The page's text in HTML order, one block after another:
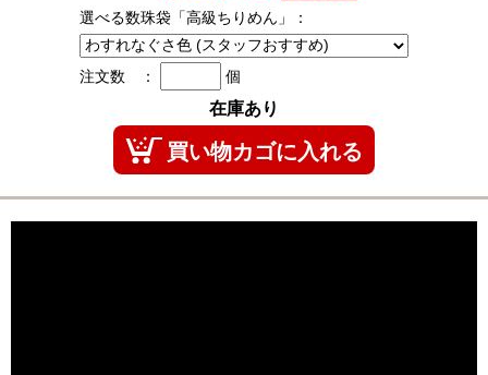
選べる数珠袋「高級ちりめん」：
注文数 ： 個
在庫あり